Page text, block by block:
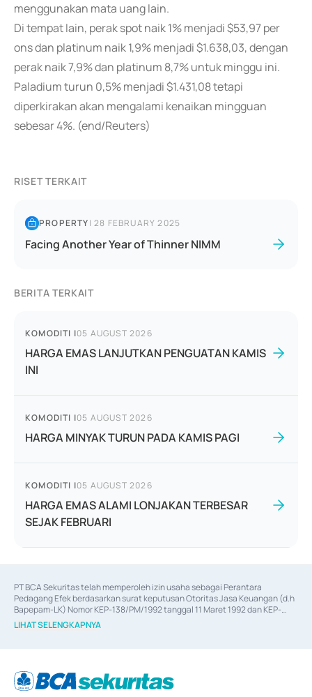
menggunakan mata uang lain.
Di tempat lain, perak spot naik 1% menjadi $53,97 per
ons dan platinum naik 1,9% menjadi $1.638,03, dengan
perak naik 7,9% dan platinum 8,7% untuk minggu ini.
Paladium turun 0,5% menjadi $1.431,08 tetapi
diperkirakan akan mengalami kenaikan mingguan
sebesar 4%. (end/Reuters)
RISET TERKAIT
PROPERTY|28 FEBRUARY 2025
Facing Another Year of Thinner NIMM
BERITA TERKAIT
KOMODITI |05 AUGUST 2026
HARGA EMAS LANJUTKAN PENGUATAN KAMIS
INI
KOMODITI |05 AUGUST 2026
HARGA MINYAK TURUN PADA KAMIS PAGI
KOMODITI |05 AUGUST 2026
HARGA EMAS ALAMI LONJAKAN TERBESAR
SEJAK FEBRUARI
PT BCA Sekuritas telah memperoleh izin usaha sebagai Perantara
Pedagang Efek berdasarkan surat keputusan Otoritas Jasa Keuangan (d.h
Bapepam-LK) Nomor KEP-138/PM/1992 tanggal 11 Maret 1992 dan KEP-
06/D.04/2014 tanggal 28 Februari 2014, izin usaha sebagai Penjamin Emisi
Efek berdasarkan surat keputusan Otoritas Jasa Keuangan Nomor KEP-
berdasarkan surat keputusan Otoritas Jasa Keuangan Nomor S-
67/PM.21/2017 tanggal 3 Februari 2017, dan beberapa izin usaha lainnya
LIHAT SELENGKAPNYA